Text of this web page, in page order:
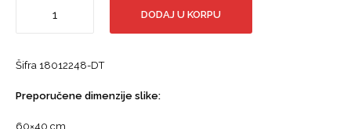
Hrvatska
DODAJ U KORPU
Šifra 18012248-DT
Preporučene dimenzije slike:
60×40 cm